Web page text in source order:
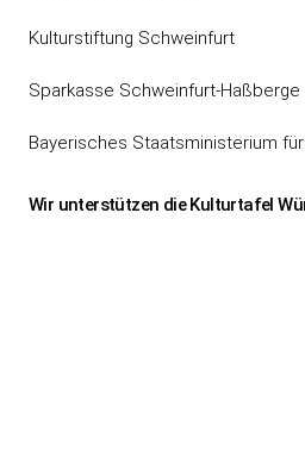
Kulturstiftung Schweinfurt
Sparkasse Schweinfurt-Haßberge
Bayerisches Staatsministerium
Wir unterstützen die Kulturtafel